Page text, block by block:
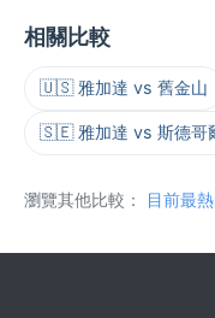
相關比較
🇺🇸 雅加達 vs 舊金山
🇸🇪 雅加達 vs 斯德哥
瀏覽其他比較： 目前最